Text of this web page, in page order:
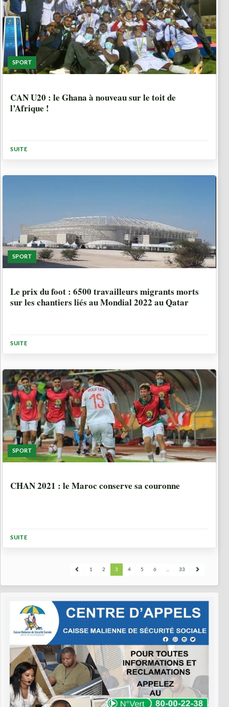
SPORT
CAN U20 : le Ghana à nouveau sur le toit de
l’Afrique !
SUITE
SPORT
Le prix du foot : 6500 travailleurs migrants morts
sur les chantiers liés au Mondial 2022 au Qatar
SUITE
SPORT
CHAN 2021 : le Maroc conserve sa couronne
SUITE
1 2 3 4 5 6 ... 33